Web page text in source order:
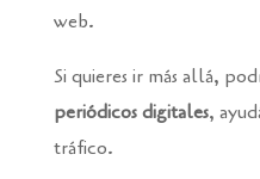
web.
Si quieres ir más allá,
periódicos digitales,
tráfico.